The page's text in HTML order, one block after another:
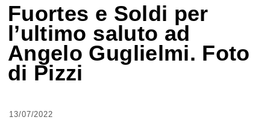
Fuortes e Soldi per
l’ultimo saluto ad
Angelo Guglielmi. Foto
di Pizzi
13/07/2022